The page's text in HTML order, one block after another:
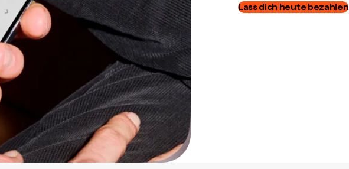
Lass dich heute bezahlen